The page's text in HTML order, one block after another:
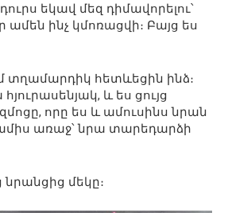
եկավ մեզ դիմավորելու՝
ամեն ինչ կմոռացվի։ Բայց ես
տղամարդիկ հետևեցին ինձ։
և ես ցույց
որը ես և ամուսինս նրան
ամիս առաջ՝ նրա տարեդարձի
նրանցից մեկը։